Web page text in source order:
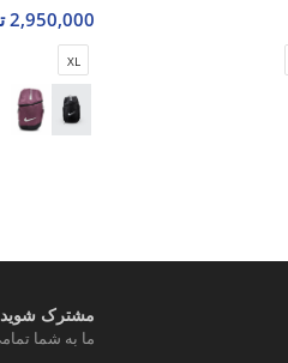
2,950,000 تومان
XL
مشترک شوید
ما به شما